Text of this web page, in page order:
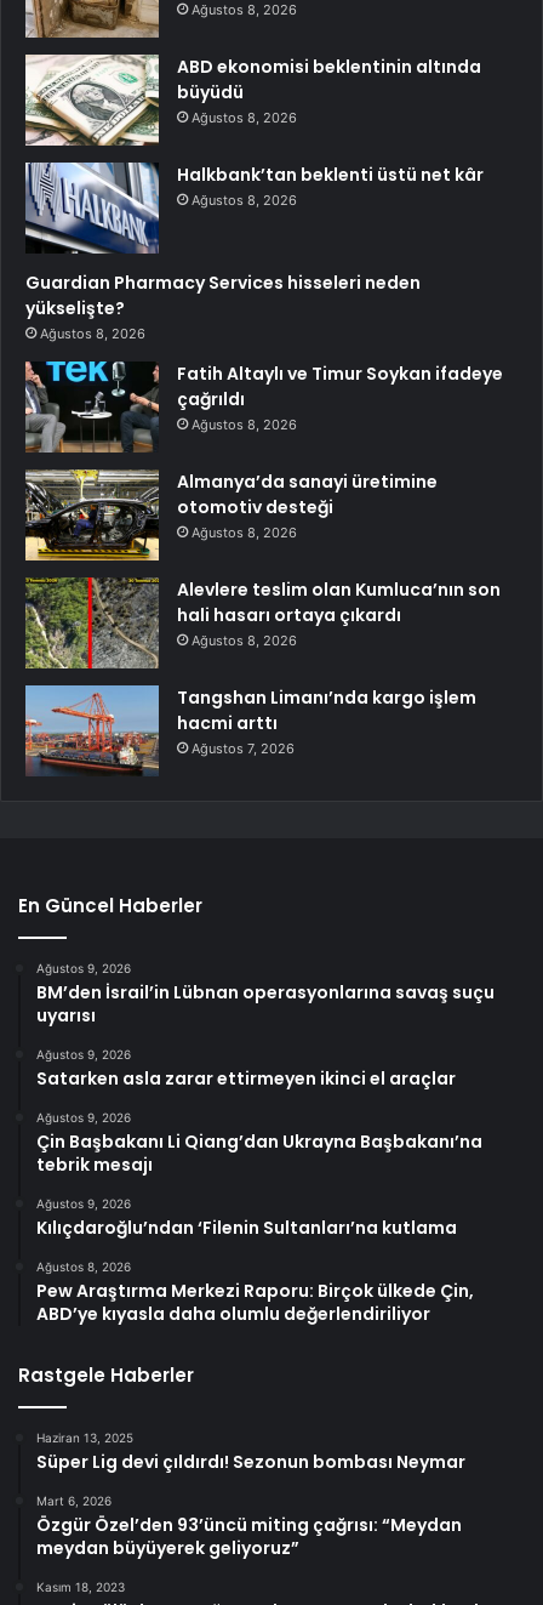
Ağustos 8, 2026
ABD ekonomisi beklentinin altında
büyüdü
Ağustos 8, 2026
Halkbank’tan beklenti üstü net kâr
Ağustos 8, 2026
Guardian Pharmacy Services hisseleri neden
yükselişte?
Ağustos 8, 2026
Fatih Altaylı ve Timur Soykan ifadeye
çağrıldı
Ağustos 8, 2026
Almanya’da sanayi üretimine
otomotiv desteği
Ağustos 8, 2026
Alevlere teslim olan Kumluca’nın son
hali hasarı ortaya çıkardı
Ağustos 8, 2026
Tangshan Limanı’nda kargo işlem
hacmi arttı
Ağustos 7, 2026
En Güncel Haberler
Ağustos 9, 2026
BM’den İsrail’in Lübnan operasyonlarına savaş suçu
uyarısı
Ağustos 9, 2026
Satarken asla zarar ettirmeyen ikinci el araçlar
Ağustos 9, 2026
Çin Başbakanı Li Qiang’dan Ukrayna Başbakanı’na
tebrik mesajı
Ağustos 9, 2026
Kılıçdaroğlu’ndan ‘Filenin Sultanları’na kutlama
Ağustos 8, 2026
Pew Araştırma Merkezi Raporu: Birçok ülkede Çin,
ABD’ye kıyasla daha olumlu değerlendiriliyor
Rastgele Haberler
Haziran 13, 2025
Süper Lig devi çıldırdı! Sezonun bombası Neymar
Mart 6, 2026
Özgür Özel’den 93’üncü miting çağrısı: “Meydan
meydan büyüyerek geliyoruz”
Kasım 18, 2023